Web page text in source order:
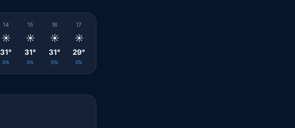
14
☀️
31°
0%
15
☀️
31°
0%
16
☀️
31°
0%
17
☀️
29°
0%